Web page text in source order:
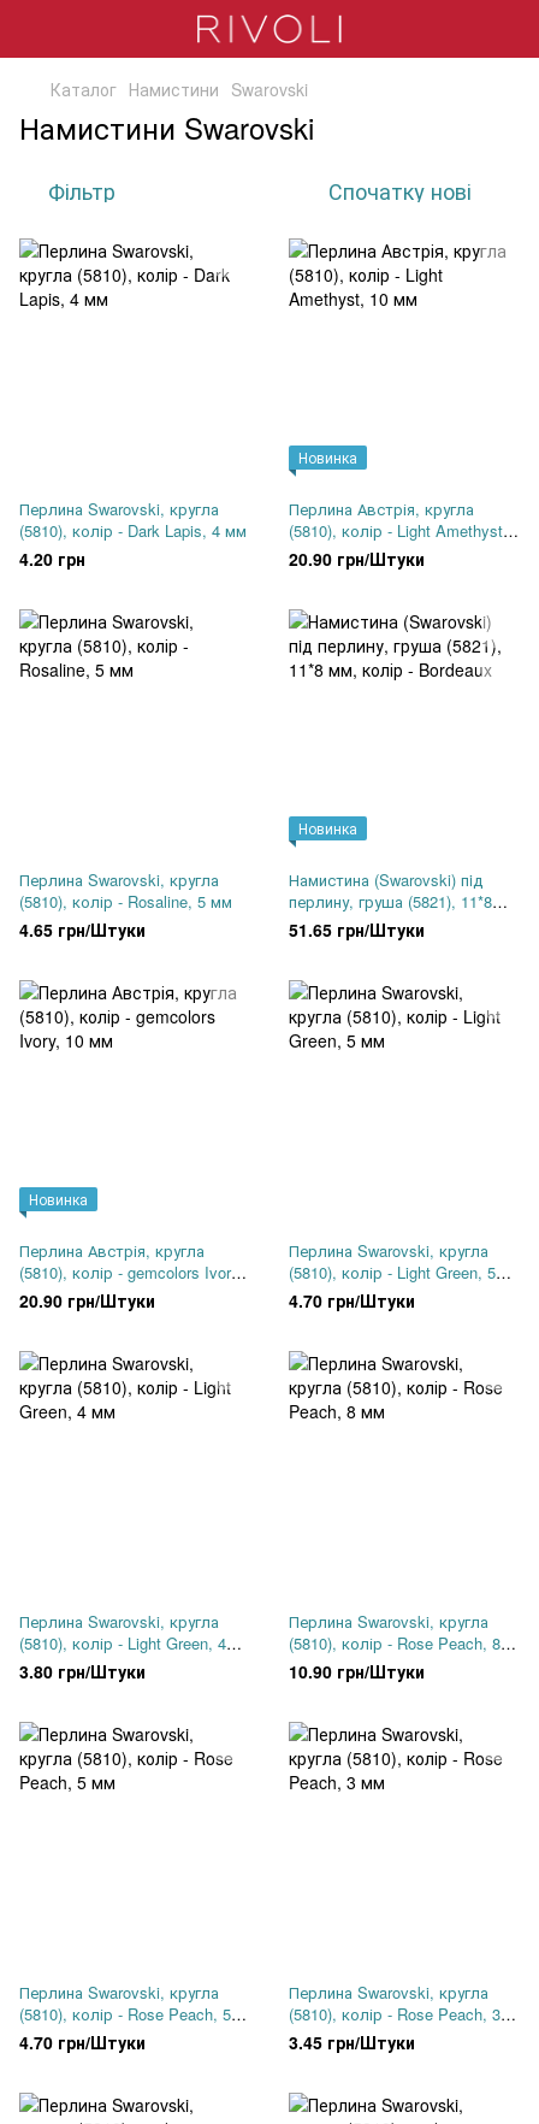
Каталог Намистини Swarovski
Намистини Swarovski
Фільтр Спочатку нові
Перлина Swarovski, кругла
(5810), колір - Dark Lapis, 4 мм
4.20 грн
Новинка
Перлина Австрія, кругла
(5810), колір - Light Amethyst,
10 мм
20.90 грн/Штуки
Перлина Swarovski, кругла
(5810), колір - Rosaline, 5 мм
4.65 грн/Штуки
Новинка
Намистина (Swarovski) пiд
перлину, груша (5821), 11*8
мм, колір - Bordeaux
51.65 грн/Штуки
Новинка
Перлина Австрія, кругла
(5810), колір - gemcolors Ivory,
10 мм
20.90 грн/Штуки
Перлина Swarovski, кругла
(5810), колір - Light Green, 5
мм
4.70 грн/Штуки
Перлина Swarovski, кругла
(5810), колір - Light Green, 4
мм
3.80 грн/Штуки
Перлина Swarovski, кругла
(5810), колір - Rose Peach, 8
мм
10.90 грн/Штуки
Перлина Swarovski, кругла
(5810), колір - Rose Peach, 5
мм
4.70 грн/Штуки
Перлина Swarovski, кругла
(5810), колір - Rose Peach, 3
мм
3.45 грн/Штуки